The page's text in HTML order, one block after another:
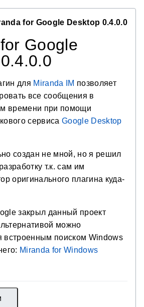
for Google Desktop 0.4.0.0
Google
для Miranda IM позволяет
все сообщения в
времени при помощи
сервиса Google Desktop
создан не мной, но я решил
т.к. сам им
оригинального плагина куда-
закрыл данный проект
можно
встроенным поиском Windows
Miranda for Windows